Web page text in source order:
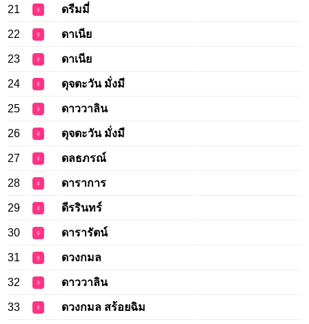
21 ♀ ดรีมมี่
22 ♀ ดาเนีย
23 ♀ ดาเนีย
24 ♀ ดุจตะวัน มั่งมี
25 ♀ ดาววาลิน
26 ♀ ดุจตะวัน มั่งมี
27 ♀ ดลธภรณ์
28 ♀ ดาราการ
29 ♀ ดีรรินทร์
30 ♀ ดารารัตน์
31 ♀ ดวงกมล
32 ♀ ดาววาลิน
33 ♀ ดวงกมล สร้อยฉิม